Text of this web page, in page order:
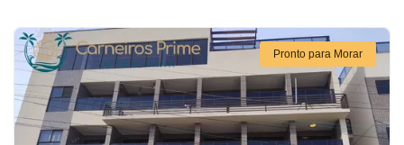
Pronto para Morar